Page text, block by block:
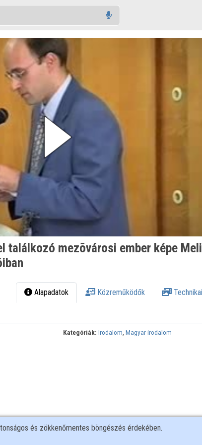
találkozó mezõvárosi ember képe
Alapadatok Közreműködők
Kategóriák: Irodalom,Magyar irodalom
és zökkenőmentes böngészés érdekében.